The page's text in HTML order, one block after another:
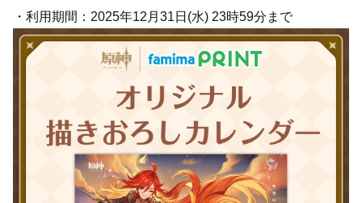
・利用期間：2025年12月31日(水) 23時59分まで